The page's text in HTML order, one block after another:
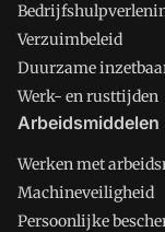
Verzuimbeleid
Duurzame
Werk- en rusttijden
Arbeidsmiddelen
Werken met
Machineveiligheid
Persoonlijke